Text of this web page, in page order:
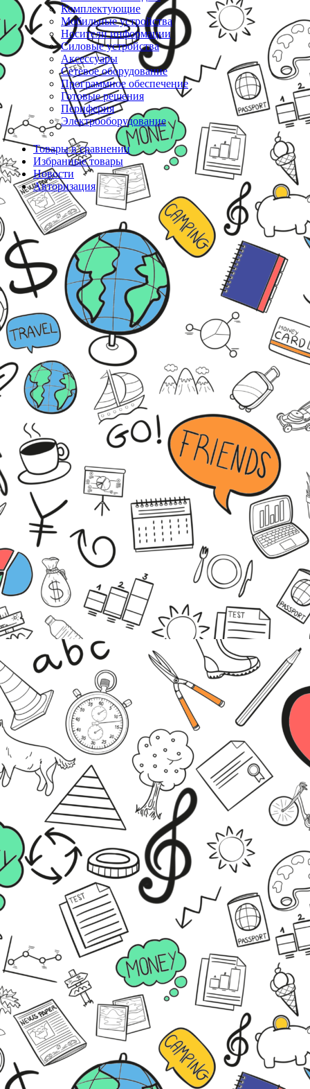
Комплектующие
Мобильные устройства
Носители информации
Силовые устройства
Аксессуары
Сетевое оборудование
Программное обеспечение
Готовые решения
Периферия
Электрооборудование
Товары в сравнении
Избранные товары
Новости
Авторизация